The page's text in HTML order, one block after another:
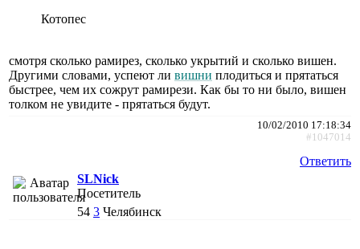
Котопес
смотря сколько рамирез, сколько укрытий и сколько вишен.
Другими словами, успеют ли вишни плодиться и прятаться
быстрее, чем их сожрут рамирези. Как бы то ни было, вишен
толком не увидите - прятаться будут.
10/02/2010 17:18:34
#1047014
Ответить
SLNick
Посетитель
54 3 Челябинск